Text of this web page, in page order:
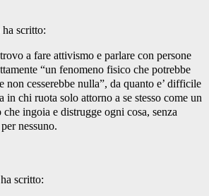
ha scritto:
a fare attivismo e parlare con persone
“un fenomeno fisico che potrebbe
non cesserebbe nulla”, da quanto e’ difficile
in chi ruota solo attorno a se stesso come un
ingoia e distrugge ogni cosa, senza
nessuno.
ha scritto: